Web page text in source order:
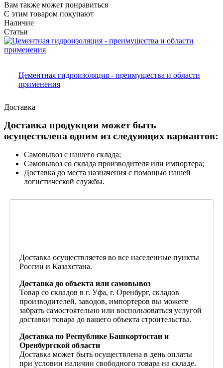
Вам также может понравиться
С этим товаром покупают
Наличие
Статьи
Цементная гидроизоляция - преимущества и области
применения
Доставка
Доставка продукции может быть
осуществлена одним из следующих вариантов:
Самовывоз с нашего склада;
Самовывоз со склада производителя или импортера;
Доставка до места назначения с помощью нашей
логистической службы.
Доставка осуществляется во все населенные пункты
России и Казахстана.
Доставка до объекта или самовывоз
Товар со складов в г. Уфа, г. Оренбург, складов
производителей, заводов, импортеров вы можете
забрать самостоятельно или воспользоваться услугой
доставки товара до вашего объекта строительства.
Доставка по Республике Башкортостан и
Оренбургской области
Доставка может быть осуществлена в день оплаты
при условии наличии свободного товара на складе.